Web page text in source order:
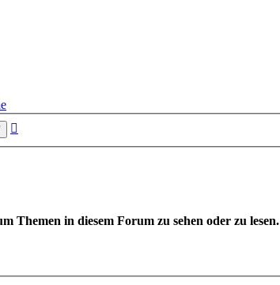
Suche
Themen in diesem Forum zu sehen oder zu lesen.